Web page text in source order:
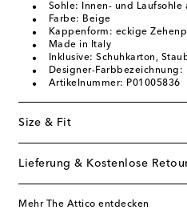
Sohle: Innen- und Laufsohle
Farbe: Beige
Kappenform: eckige
Made in Italy
Inklusive: Schuhkarton,
Designer-
Artikelnummer: P01005836
Size & Fit
Lieferung & Kostenlose
Mehr The Attico entdecken